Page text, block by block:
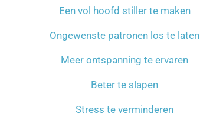
Een vol hoofd stiller te maken
Ongewenste patronen los te laten
Meer ontspanning te ervaren
Beter te slapen
Stress te verminderen